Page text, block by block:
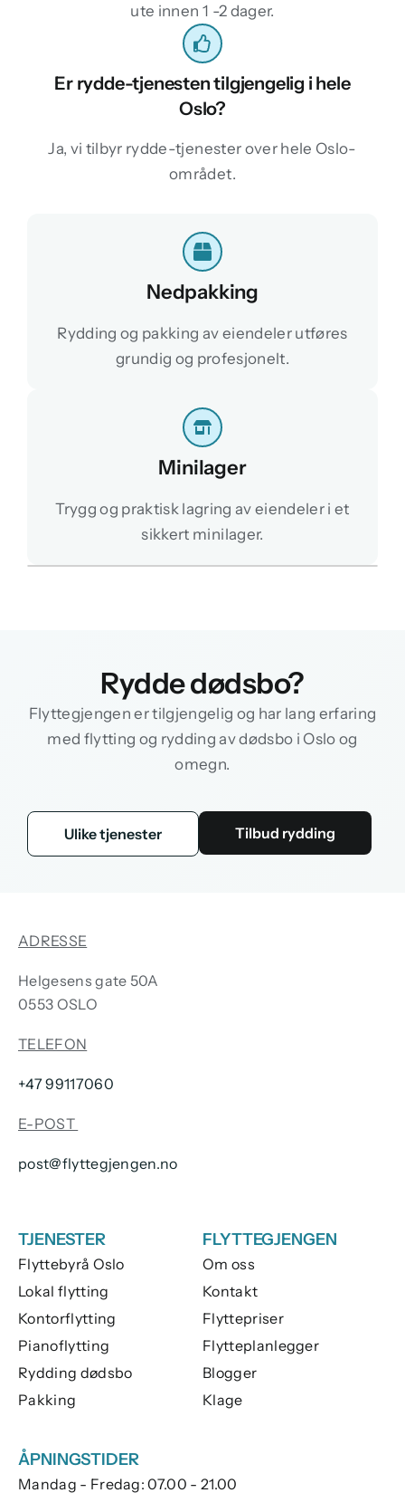
ute innen 1 -2 dager.
Er rydde-tjenesten tilgjengelig i hele
Oslo?
Ja, vi tilbyr rydde-tjenester over hele Oslo-
området.
Nedpakking
Rydding og pakking av eiendeler utføres
grundig og profesjonelt.
Minilager
Trygg og praktisk lagring av eiendeler i et
sikkert minilager.
Rydde dødsbo?
Flyttegjengen er tilgjengelig og har lang erfaring
med flytting og rydding av dødsbo i Oslo og
omegn.
Ulike tjenester Tilbud rydding
ADRESSE
Helgesens gate 50A
0553 OSLO
TELEFON
+47 99117060
E-POST
post@flyttegjengen.no
TJENESTER
Flyttebyrå Oslo
Lokal flytting
Kontorflytting
Pianoflytting
Rydding dødsbo
Pakking
FLYTTEGJENGEN
Om oss
Kontakt
Flyttepriser
Flytteplanlegger
Blogger
Klage
ÅPNINGSTIDER
Mandag - Fredag: 07.00 - 21.00